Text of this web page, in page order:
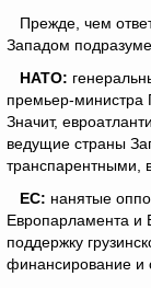
Прежде, чем
Западом
НАТО:
премьер-министра
Значит,
ведущие страны
транспарентными,
ЕС: нанятые
Европарламента и
поддержку
финансирование и